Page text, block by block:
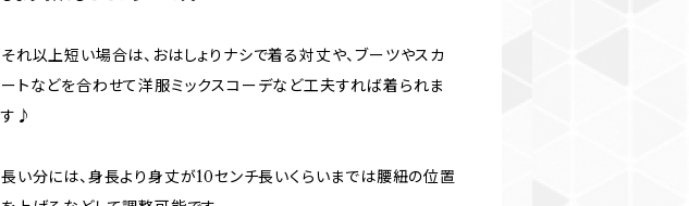
それ以上短い場合は、おはしょりナシで着る対丈や、ブーツやスカ
ートなどを合わせて洋服ミックスコーデなど工夫すれば着られま
す♪
長い分には、身長より身丈が10センチ長いくらいまでは腰紐の位置